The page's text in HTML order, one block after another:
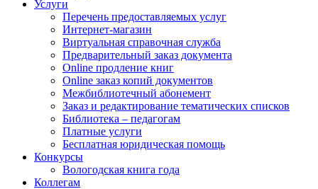
Услуги
Перечень предоставляемых услуг
Интернет-магазин
Виртуальная справочная служба
Предварительный заказ документа
Online продление книг
Online заказ копий документов
Межбиблиотечный абонемент
Заказ и редактирование тематических списков
Библиотека – педагогам
Платные услуги
Бесплатная юридическая помощь
Конкурсы
Вологодская книга года
Коллегам